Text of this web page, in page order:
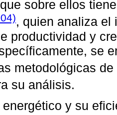
sobre ellos
, quien analiza el
productividad y
se
metodológicas de
su análisis.
energético y su